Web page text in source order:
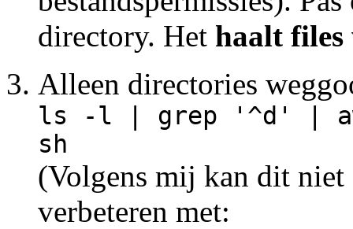
directory. Het haalt files
Alleen directories
ls -l | grep '^d' |
sh
(Volgens mij kan dit niet
verbeteren met: